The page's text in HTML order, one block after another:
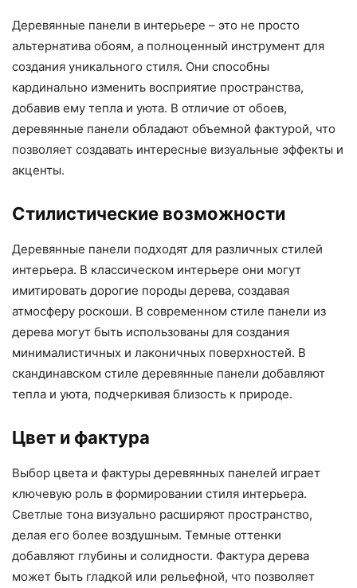
Деревянные панели в интерьере – это не просто
альтернатива обоям, а полноценный инструмент для
создания уникального стиля. Они способны
кардинально изменить восприятие пространства,
добавив ему тепла и уюта. В отличие от обоев,
деревянные панели обладают объемной фактурой, что
позволяет создавать интересные визуальные эффекты и
акценты.
Стилистические возможности
Деревянные панели подходят для различных стилей
интерьера. В классическом интерьере они могут
имитировать дорогие породы дерева, создавая
атмосферу роскоши. В современном стиле панели из
дерева могут быть использованы для создания
минималистичных и лаконичных поверхностей. В
скандинавском стиле деревянные панели добавляют
тепла и уюта, подчеркивая близость к природе.
Цвет и фактура
Выбор цвета и фактуры деревянных панелей играет
ключевую роль в формировании стиля интерьера.
Светлые тона визуально расширяют пространство,
делая его более воздушным. Темные оттенки
добавляют глубины и солидности. Фактура дерева
может быть гладкой или рельефной, что позволяет